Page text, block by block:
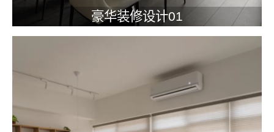
豪华装修设计01